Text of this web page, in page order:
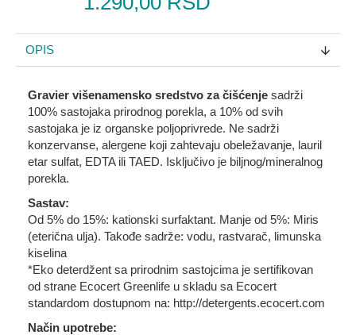
OPIS
Gravier višenamensko sredstvo za čišćenje sadrži
100% sastojaka prirodnog porekla, a 10% od svih
sastojaka je iz organske poljoprivrede. Ne sadrži
konzervanse, alergene koji zahtevaju obeležavanje, lauril
etar sulfat, EDTA ili TAED. Isključivo je biljnog/mineralnog
porekla.
Sastav:
Od 5% do 15%: kationski surfaktant. Manje od 5%: Miris
(eterična ulja). Takođe sadrže: vodu, rastvarač, limunska
kiselina
*Eko deterdžent sa prirodnim sastojcima je sertifikovan
od strane Ecocert Greenlife u skladu sa Ecocert
standardom dostupnom na: http://detergents.ecocert.com
Način upotrebe: